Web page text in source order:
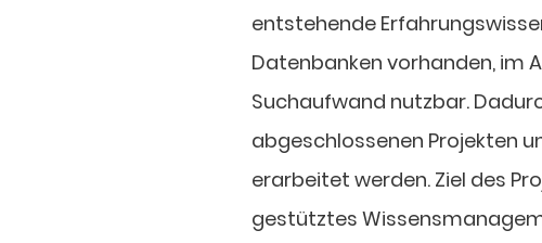
entstehende
Datenbanken vorhanden, im
Suchaufwand nutzbar.
abgeschlossenen Projekten
erarbeitet werden. Ziel des
gestütztes